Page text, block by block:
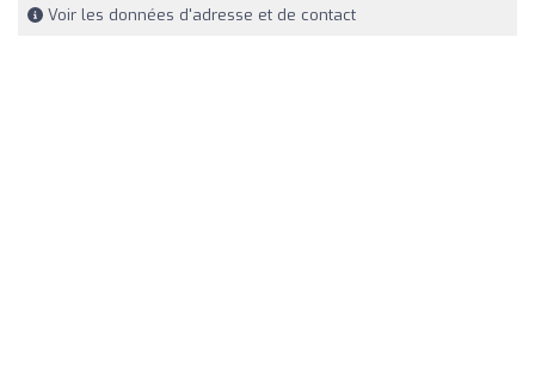
Voir les données d'adresse et de contact